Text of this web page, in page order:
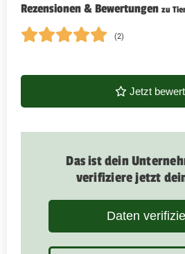
Rezensionen & Bewertungen zu
(2)
Jetzt
Das ist dein
verifiziere jetzt
Daten